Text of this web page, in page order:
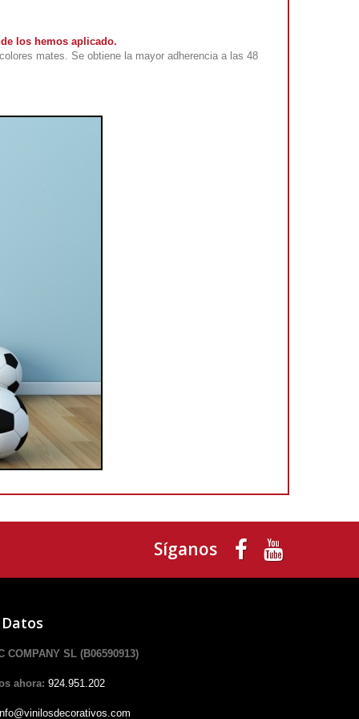
los hemos aplicado.
mates. Se obtiene la mayor adherencia a las 48
Síganos
COMPANY SL (B06590913)
ahora: 924.951.202